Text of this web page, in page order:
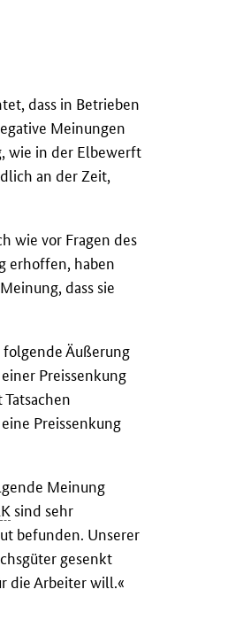
dass in Betrieben
Meinungen
wie in der Elbewerft
an der Zeit,
wie vor Fragen des
erhoffen, haben
dass sie
Äußerung
Preissenkung
Preissenkung
Meinung
sind sehr
befunden. Unserer
gesenkt
die Arbeiter will.«